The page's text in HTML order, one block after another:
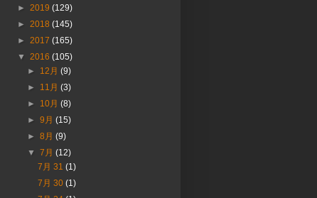
► 2019 (129)
► 2018 (145)
► 2017 (165)
▼ 2016 (105)
► 12月(9)
► 11月(3)
► 10月(8)
►9月(15)
►8月(9)
▼7月(12)
7月 31 (1)
7月 30 (1)